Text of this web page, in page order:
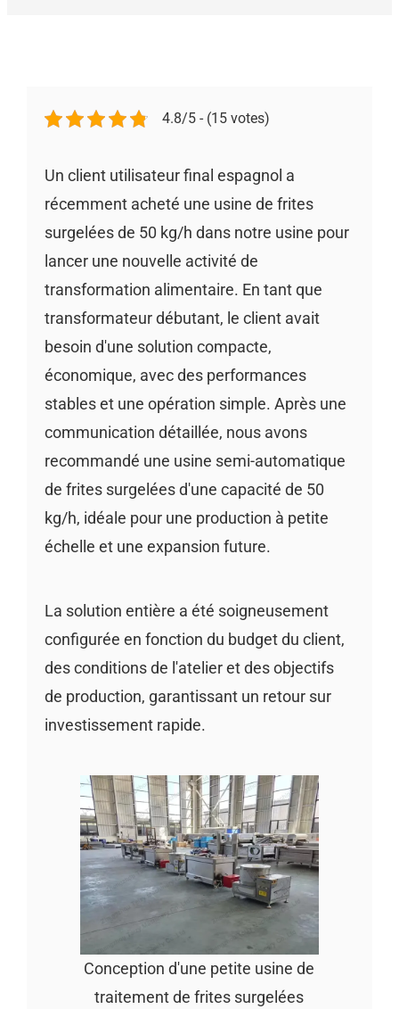
4.8/5 - (15 votes)
Un client utilisateur final espagnol a
récemment acheté une usine de frites
surgelées de 50 kg/h dans notre usine pour
lancer une nouvelle activité de
transformation alimentaire. En tant que
transformateur débutant, le client avait
besoin d'une solution compacte,
économique, avec des performances
stables et une opération simple. Après une
communication détaillée, nous avons
recommandé une usine semi-automatique
de frites surgelées d'une capacité de 50
kg/h, idéale pour une production à petite
échelle et une expansion future.
La solution entière a été soigneusement
configurée en fonction du budget du client,
des conditions de l'atelier et des objectifs
de production, garantissant un retour sur
investissement rapide.
Conception d'une petite usine de
traitement de frites surgelées